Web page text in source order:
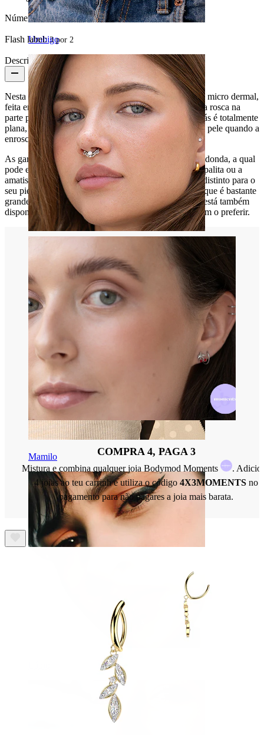
Umbigo
Mamilo
Número de unidades:1
Flash label:3 por 2
Descrição
Nesta fotografia que lhe mostramos pode ver uma joia micro dermal,
feita em aço cirúrgico. A joia é feita de modo a ter uma rosca na
parte posterior e umas garras na parte frontal. Por detrás é totalmente
plana, o que significa que ficará em contato com a sua pele quando a
enroscar na sua base micro dermal.
As garras da joia prendem uma pedra semi preciosa redonda, a qual
pode escolher. Há vários tipos, como por exemplo a opalita ou a
amatista, e com cada uma delas conseguirá um efeito distinto para o
seu piercing. Cada pedra mede 5 mm, o que significa que é bastante
grande para que se possa apreciar. Ao mesmo tempo, está também
disponível noutros tamanhos menores, no caso de assim o preferir.
COMPRA 4, PAGA 3
Mistura e combina qualquer joia Bodymod Moments
.
4 joias ao teu carrinh e utiliza o código 4X3MOMENTS no
pagamento para não pagares a joia mais barata.